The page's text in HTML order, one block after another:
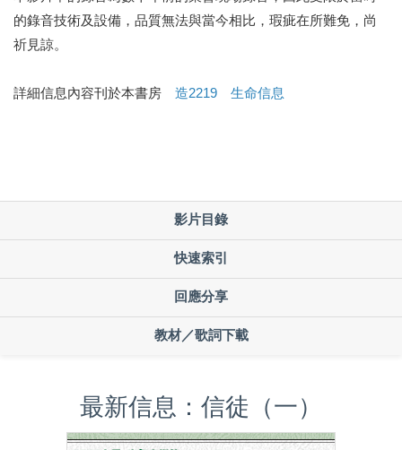
的錄音技術及設備，品質無法與當今相比，瑕疵在所難免，尚
祈見諒。
詳細信息內容刊於本書房 造2219 生命信息
影片目錄
快速索引
回應分享
教材／歌詞下載
最新信息：信徒（一）